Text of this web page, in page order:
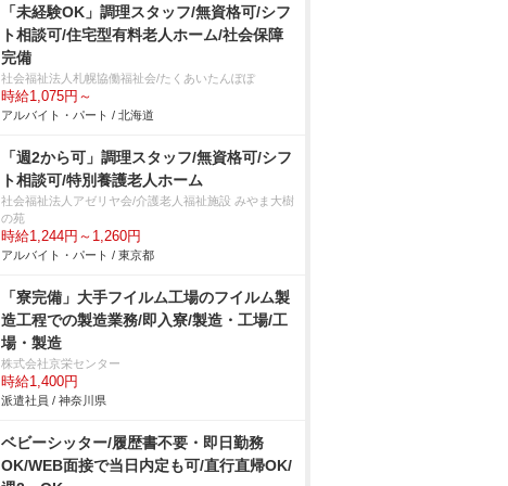
「未経験OK」調理スタッフ/無資格可/シフ
ト相談可/住宅型有料老人ホーム/社会保障
完備
社会福祉法人札幌協働福祉会/たくあいたんぽぽ
時給1,075円～
アルバイト・パート / 北海道
「週2から可」調理スタッフ/無資格可/シフ
ト相談可/特別養護老人ホーム
社会福祉法人アゼリヤ会/介護老人福祉施設 みやま大樹
の苑
時給1,244円～1,260円
アルバイト・パート / 東京都
「寮完備」大手フイルム工場のフイルム製
造工程での製造業務/即入寮/製造・工場/工
場・製造
株式会社京栄センター
時給1,400円
派遣社員 / 神奈川県
ベビーシッター/履歴書不要・即日勤務
OK/WEB面接で当日内定も可/直行直帰OK/